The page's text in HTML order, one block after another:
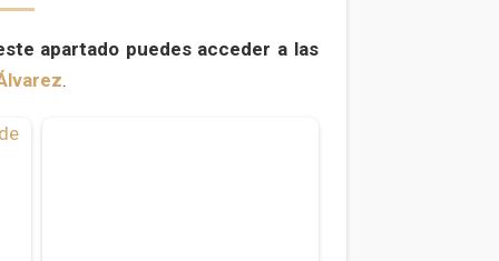
apartado puedes acceder a las
.